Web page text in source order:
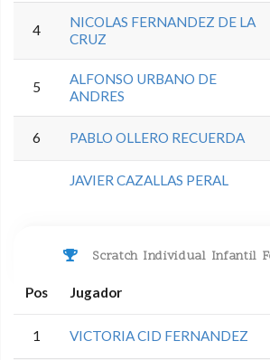
4
NICOLAS FERNANDEZ DE LA
CRUZ
5
ALFONSO URBANO DE
ANDRES
6 PABLO OLLERO RECUERDA
JAVIER CAZALLAS PERAL
Scratch Individual Infantil
Pos Jugador
1 VICTORIA CID FERNANDEZ